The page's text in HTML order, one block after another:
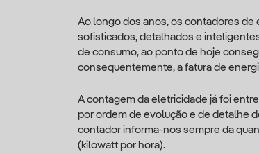
Ao longo dos anos, os contadores de
sofisticados, detalhados e
de consumo, ao ponto de hoje
consequentemente, a fatura de
A contagem da eletricidade já foi
por ordem de evolução e de detalhe
contador informa-nos sempre da
(kilowatt por hora).